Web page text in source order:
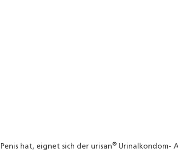
hat, eignet sich der urisan® Urinalkondom-